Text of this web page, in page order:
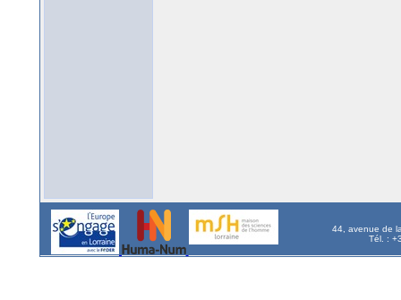
44, avenue de
Tél. :